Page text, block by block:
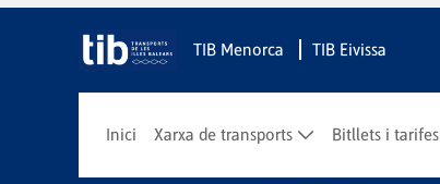
TIB Menorca TIB Eivissa
Inici Xarxa de transports Bitllets i tarifes